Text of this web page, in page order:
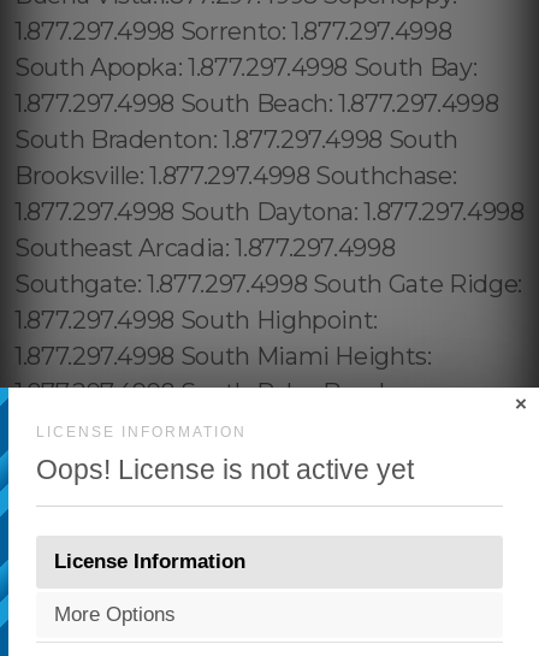
LICENSE INFORMATION
Oops! License is not active yet
×
License Information
More Options